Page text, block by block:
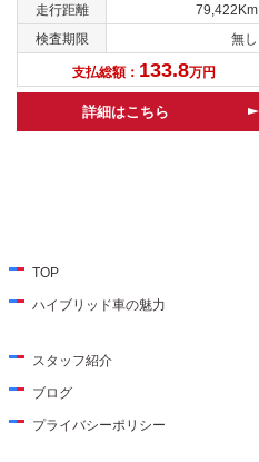
走行距離
79,422Km
検査期限
無し
支払総額： 133.8万円
詳細はこちら
TOP
ハイブリッド車の魅力
スタッフ紹介
ブログ
プライバシーポリシー